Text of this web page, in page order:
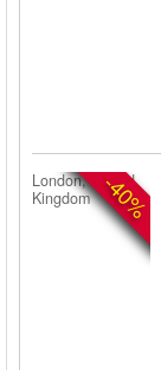
-40%
London, United
Kingdom